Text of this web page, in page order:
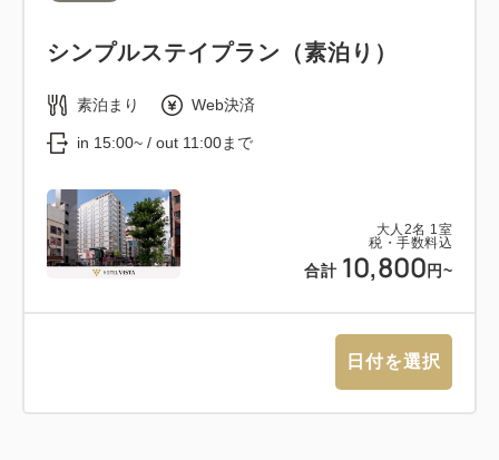
大人 2名 1室
税・手数料込
合計 10,800 円~
シンプルステイプラン（素泊り）
素泊まり Web決済
in 15:00~ / out 11:00まで
日付を選択